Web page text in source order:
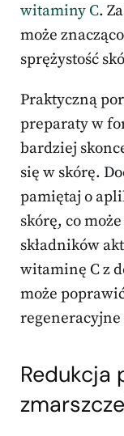
witaminy C.
może
sprężystość
Praktyczną
preparaty w
bardziej
się w skórę.
pamiętaj o
skórę, co
składników
witaminę C z
może
regeneracyjne
Redukcja